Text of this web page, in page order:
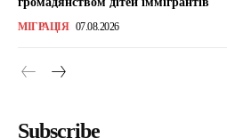
МІГРАЦІЯ 07.08.2026
Subscribe